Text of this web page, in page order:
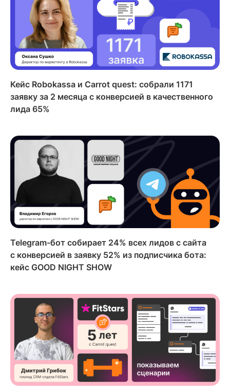
Кейс Robokassa и Carrot quest: собрали 1171
заявку за 2 месяца с конверсией в качественного
лида 65%
Telegram-бот собирает 24% всех лидов с сайта
с конверсией в заявку 52% из подписчика бота:
кейс GOOD NIGHT SHOW